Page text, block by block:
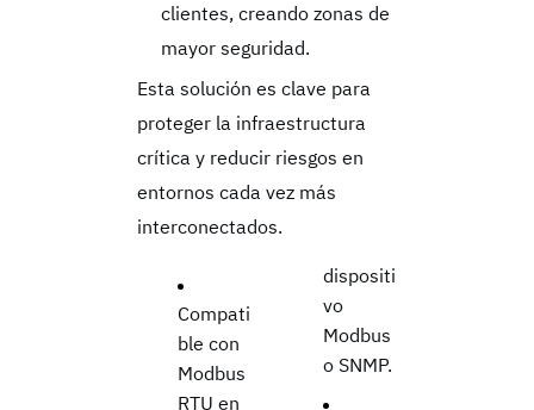
clientes, creando zonas de
mayor seguridad.
Esta solución es clave para
proteger la infraestructura
crítica y reducir riesgos en
entornos cada vez más
interconectados.
Compati
ble con
Modbus
RTU en
dispositi
vo
Modbus
o SNMP.